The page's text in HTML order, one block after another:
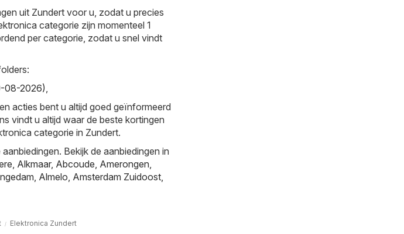
uit Zundert voor u, zodat u precies
categorie zijn momenteel 1
per categorie, zodat u snel vindt
08-2026)
acties bent u altijd goed geïnformeerd
vindt u altijd waar de beste kortingen
categorie in Zundert.
Bekijk de aanbiedingen in
Alkmaar, Abcoude Amerongen
Almelo Amsterdam Zuidoost
Elektronica Zundert